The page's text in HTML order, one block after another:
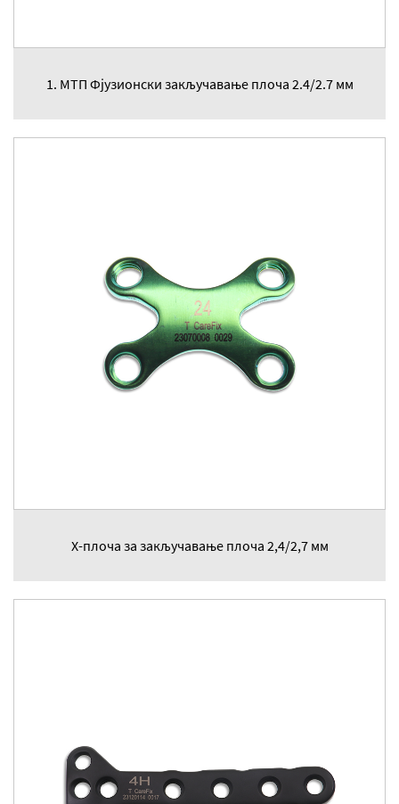
1. МТП Фјузионски закључавање плоча 2.4/2.7 мм
Х-плоча за закључавање плоча 2,4/2,7 мм